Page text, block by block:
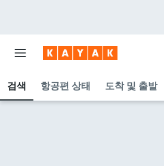
검색 항공편 상태 도착 및 출발